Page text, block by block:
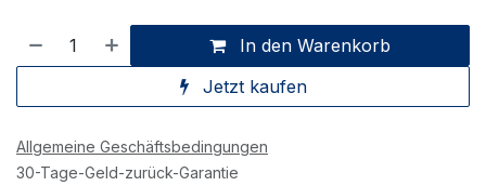
In den Warenkorb
Jetzt kaufen
Allgemeine Geschäftsbedingungen
30-Tage-Geld-zurück-Garantie